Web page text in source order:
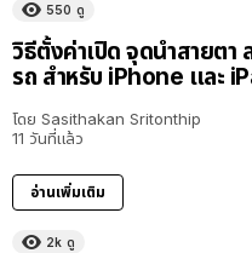
550 ดู
วิธีตั้งค่าเปิด จุดนำสายตา
รถ สำหรับ iPhone และ
โดย Sasithakan Sritonthip
11 วันที่แล้ว
อ่านเพิ่มเติม
2k ดู